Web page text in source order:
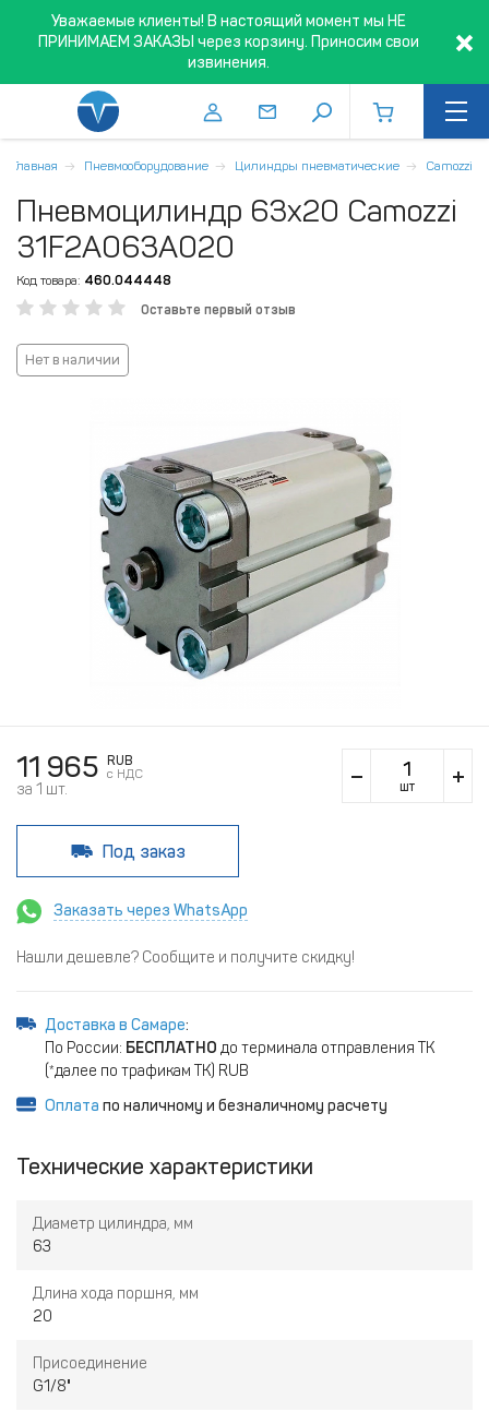
Уважаемые клиенты! В настоящий момент мы НЕ
ПРИНИМАЕМ ЗАКАЗЫ через корзину. Приносим свои
извинения.
Главная Пневмооборудование Цилиндры пневматические Camozzi
Пневмоцилиндр 63x20 Camozzi
31F2A063A020
Код товара: 460.044448
Оставьте первый отзыв
Нет в наличии
11 965
RUB
c НДС
за 1 шт. шт
Под заказ
Заказать через WhatsApp
Нашли дешевле? Сообщите и получите скидку!
Доставка в Самаре:
По России: БЕСПЛАТНО до терминала отправления ТК
(*далее по трафикам ТК) RUB
Оплата по наличному и безналичному расчету
Технические характеристики
Диаметр цилиндра, мм
63
Длина хода поршня, мм
20
Присоединение
G1/8"